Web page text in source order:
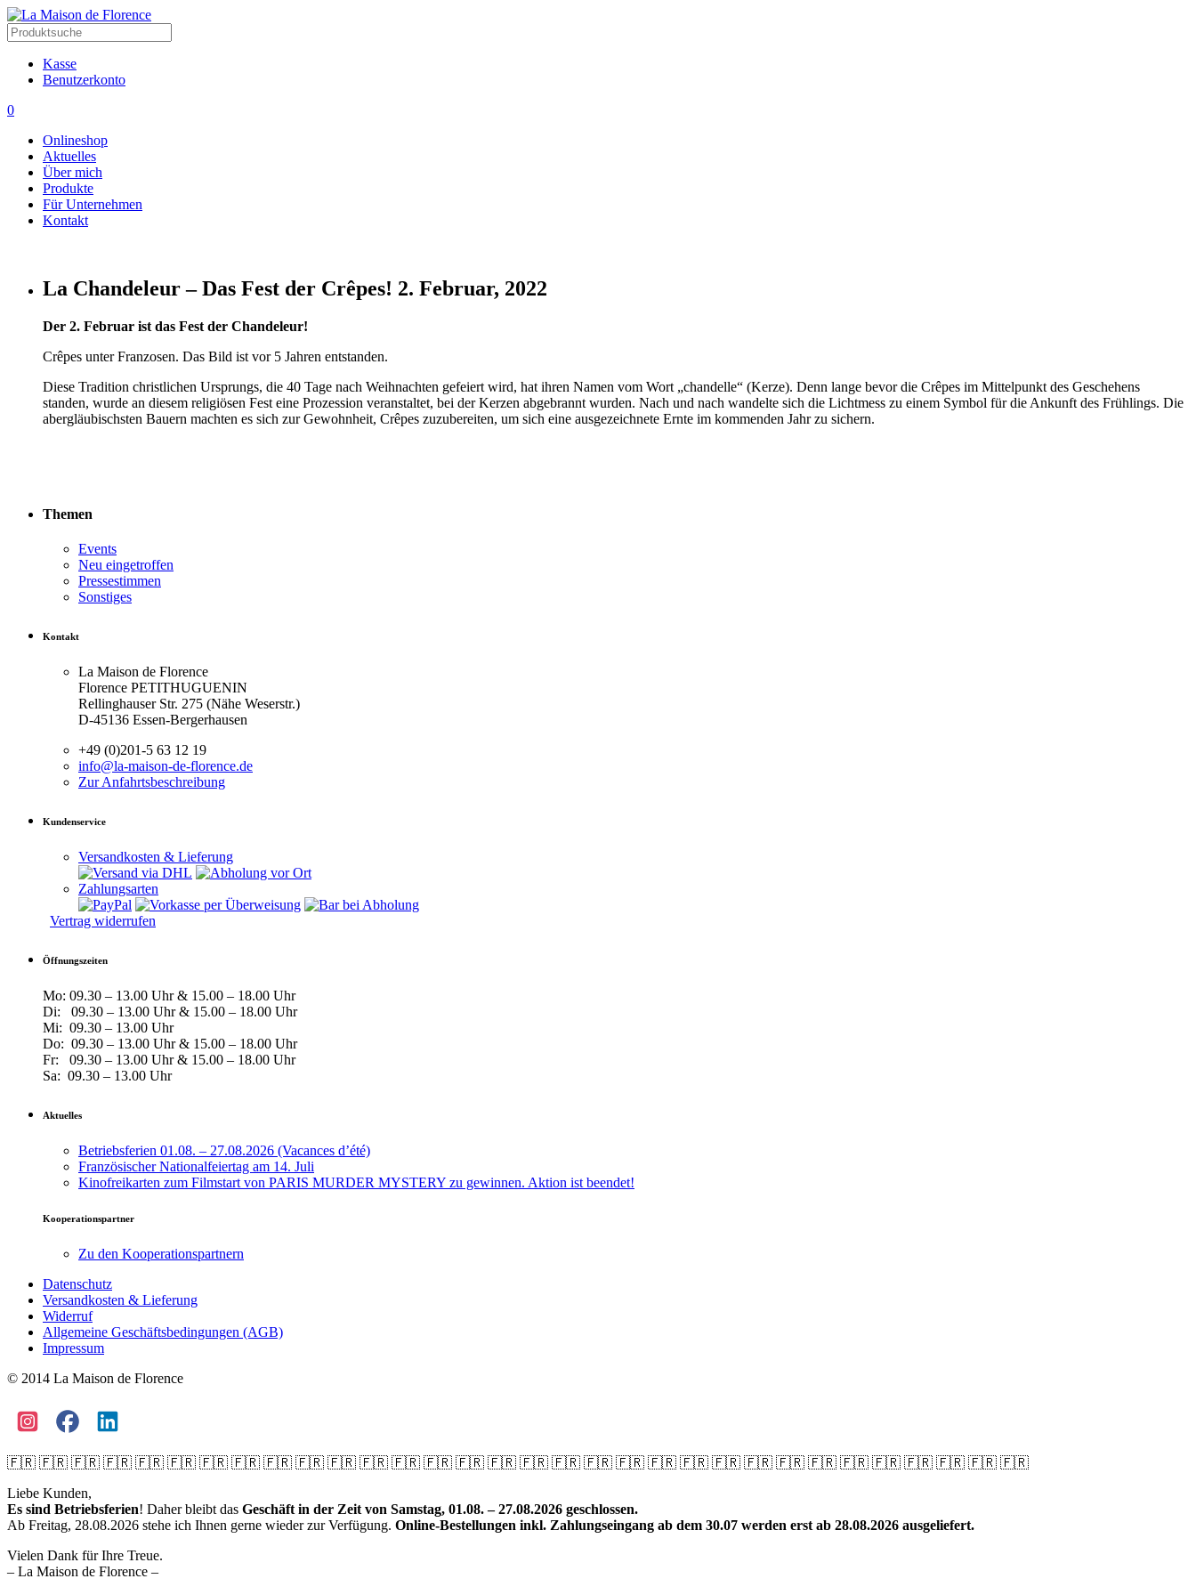
Kasse
Benutzerkonto
0
Onlineshop
Aktuelles
Über mich
Produkte
Für Unternehmen
Kontakt
La Chandeleur – Das Fest der Crêpes! 2. Februar, 2022
Der 2. Februar ist das Fest der Chandeleur!
Crêpes unter Franzosen. Das Bild ist vor 5 Jahren entstanden.
Diese Tradition christlichen Ursprungs, die 40 Tage nach Weihnachten gefeiert wird, hat ihren Namen vom Wort „chandelle“ (Kerze). Denn lange bevor die Crêpes im Mittelpunkt des Geschehens
standen, wurde an diesem religiösen Fest eine Prozession veranstaltet, bei der Kerzen abgebrannt wurden. Nach und nach wandelte sich die Lichtmess zu einem Symbol für die Ankunft des Frühlings. Die
abergläubischsten Bauern machten es sich zur Gewohnheit, Crêpes zuzubereiten, um sich eine ausgezeichnete Ernte im kommenden Jahr zu sichern.
Themen
Events
Neu eingetroffen
Pressestimmen
Sonstiges
Kontakt
La Maison de Florence
Florence PETITHUGUENIN
Rellinghauser Str. 275 (Nähe Weserstr.)
D-45136 Essen-Bergerhausen
+49 (0)201-5 63 12 19
info@la-maison-de-florence.de
Zur Anfahrts­beschreibung
Kundenservice
Versandkosten & Lieferung
Zahlungsarten
Vertrag widerrufen
Öffnungszeiten
Mo: 09.30 – 13.00 Uhr & 15.00 – 18.00 Uhr
Di: 09.30 – 13.00 Uhr & 15.00 – 18.00 Uhr
Mi: 09.30 – 13.00 Uhr
Do: 09.30 – 13.00 Uhr & 15.00 – 18.00 Uhr
Fr: 09.30 – 13.00 Uhr & 15.00 – 18.00 Uhr
Sa: 09.30 – 13.00 Uhr
Aktuelles
Betriebsferien 01.08. – 27.08.2026 (Vacances d’été)
Französischer Nationalfeiertag am 14. Juli
Kinofreikarten zum Filmstart von PARIS MURDER MYSTERY zu gewinnen. Aktion ist beendet!
Kooperationspartner
Zu den Kooperationspartnern
Datenschutz
Versandkosten & Lieferung
Widerruf
Allgemeine Geschäftsbedingungen (AGB)
Impressum
© 2014 La Maison de Florence
🇫🇷 🇫🇷 🇫🇷 🇫🇷 🇫🇷 🇫🇷 🇫🇷 🇫🇷 🇫🇷 🇫🇷 🇫🇷 🇫🇷 🇫🇷 🇫🇷 🇫🇷 🇫🇷 🇫🇷 🇫🇷 🇫🇷 🇫🇷 🇫🇷 🇫🇷 🇫🇷 🇫🇷 🇫🇷 🇫🇷 🇫🇷 🇫🇷 🇫🇷 🇫🇷 🇫🇷 🇫🇷
Liebe Kunden,
Es sind Betriebsferien! Daher bleibt das Geschäft in der Zeit von Samstag, 01.08. – 27.08.2026 geschlossen.
Ab Freitag, 28.08.2026 stehe ich Ihnen gerne wieder zur Verfügung. Online-Bestellungen inkl. Zahlungseingang ab dem 30.07 werden erst ab 28.08.2026 ausgeliefert.
Vielen Dank für Ihre Treue.
– La Maison de Florence –